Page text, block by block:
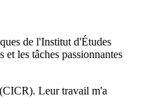
de l'Institut d'Études
les tâches passionnantes
Leur travail m'a